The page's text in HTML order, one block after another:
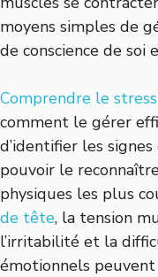
moyens simples de
de conscience de soi
Comprendre le stress
comment le gérer
d’identifier les
pouvoir le
physiques les plus
de tête, la tension
l’irritabilité et la
émotionnels peuvent